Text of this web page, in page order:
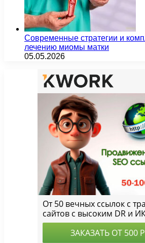
Современные стратегии и
лечению миомы матки
05.05.2026